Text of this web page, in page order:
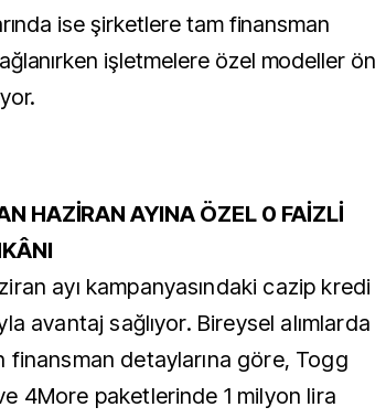
ise şirketlere tam finansman
işletmelere özel modeller ön
HAZİRAN AYINA ÖZEL 0 FAİZLİ
ayı kampanyasındaki cazip kredi
avantaj sağlıyor. Bireysel alımlarda
finansman detaylarına göre, Togg
4More paketlerinde 1 milyon lira